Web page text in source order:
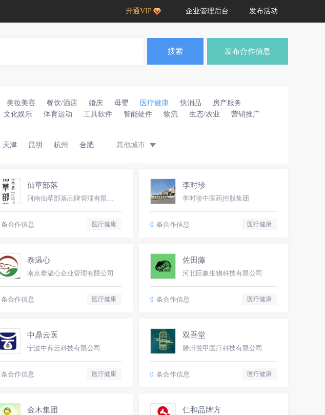
开通VIP 企业管理后台 发布活动
搜索 发布合作信息
美妆美容 餐饮/酒店 婚庆 母婴 医疗健康 快消品
房产服务
文化娱乐 体育运动 工具软件 智能硬件 物流 生态/农业
营销推广
天津 昆明 杭州 合肥 其他城市
仙草部落
河南仙草部落品牌管理有限公司
条合作信息 医疗健康
李时珍
李时珍中医药控股集团
0 条合作信息 医疗健康
泰温心
南京泰温心企业管理有限公司
条合作信息 医疗健康
佐田藤
河北巨象生物科技有限公司
0 条合作信息 医疗健康
中鼎云医
宁波中鼎云科技有限公司
条合作信息 医疗健康
双吾堂
滕州悦甲医疗科技有限公司
0 条合作信息 医疗健康
金木集团 仁和品牌方